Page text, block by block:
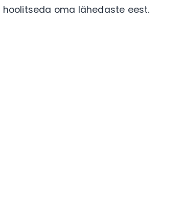
oma lähedaste eest.